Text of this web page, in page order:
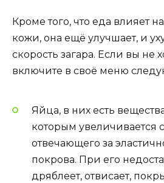
Кроме того, что еда влияет
кожи, она ещё улучшает, и
скорость загара. Если вы не
включите в своё меню
Яйца, в них есть
которым увеличивается
отвечающего за
покрова. При его
дряблеет, отвисает,